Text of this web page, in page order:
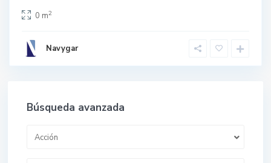
0 m2
Navygar
Búsqueda avanzada
Acción